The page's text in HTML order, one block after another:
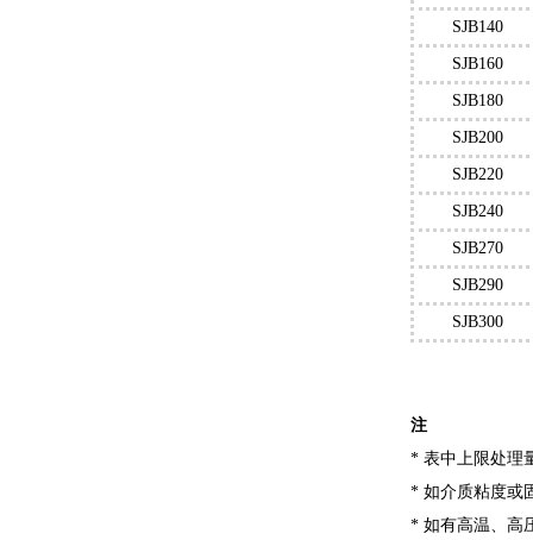
SJB140
SJB160
SJB180
SJB200
SJB220
SJB240
SJB270
SJB290
SJB300
注
* 表中上限处理
* 如介质粘度或
* 如有高温、高